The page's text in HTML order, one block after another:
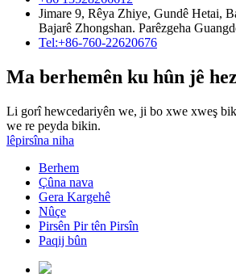
Jimare 9, Rêya Zhiye, Gundê Hetai,
Bajarê Zhongshan. Parêzgeha
Tel:+86-760-22620676
Ma berhemên ku hûn jê
Li gorî hewcedariyên we, ji bo xwe xweş
we re peyda bikin.
lêpirsîna niha
Berhem
Çûna nava
Gera Kargehê
Nûçe
Pirsên Pir tên Pirsîn
Paqij bûn